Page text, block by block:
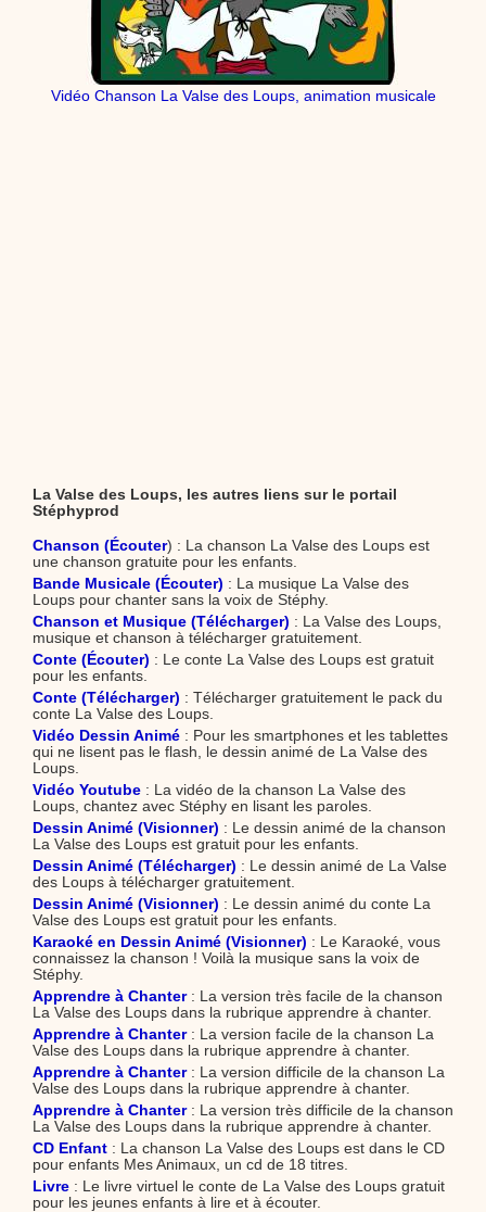
Vidéo Chanson La Valse des Loups, animation musicale
La Valse des Loups, les autres liens sur le portail
Stéphyprod
Chanson (Écouter) : La chanson La Valse des Loups est
une chanson gratuite pour les enfants.
Bande Musicale (Écouter) : La musique La Valse des
Loups pour chanter sans la voix de Stéphy.
Chanson et Musique (Télécharger) : La Valse des Loups,
musique et chanson à télécharger gratuitement.
Conte (Écouter) : Le conte La Valse des Loups est gratuit
pour les enfants.
Conte (Télécharger) : Télécharger gratuitement le pack du
conte La Valse des Loups.
Vidéo Dessin Animé : Pour les smartphones et les tablettes
qui ne lisent pas le flash, le dessin animé de La Valse des
Loups.
Vidéo Youtube : La vidéo de la chanson La Valse des
Loups, chantez avec Stéphy en lisant les paroles.
Dessin Animé (Visionner) : Le dessin animé de la chanson
La Valse des Loups est gratuit pour les enfants.
Dessin Animé (Télécharger) : Le dessin animé de La Valse
des Loups à télécharger gratuitement.
Dessin Animé (Visionner) : Le dessin animé du conte La
Valse des Loups est gratuit pour les enfants.
Karaoké en Dessin Animé (Visionner) : Le Karaoké, vous
connaissez la chanson ! Voilà la musique sans la voix de
Stéphy.
Apprendre à Chanter: La version très facile de la chanson
La Valse des Loups dans la rubrique apprendre à chanter.
Apprendre à Chanter: La version facile de la chanson La
Valse des Loups dans la rubrique apprendre à chanter.
Apprendre à Chanter: La version difficile de la chanson La
Valse des Loups dans la rubrique apprendre à chanter.
Apprendre à Chanter: La version très difficile de la chanson
La Valse des Loups dans la rubrique apprendre à chanter.
CD Enfant : La chanson La Valse des Loups est dans le CD
pour enfants Mes Animaux, un cd de 18 titres.
Livre : Le livre virtuel le conte de La Valse des Loups gratuit
pour les jeunes enfants à lire et à écouter.